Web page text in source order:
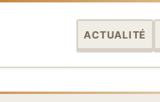
ACTUALITÉ